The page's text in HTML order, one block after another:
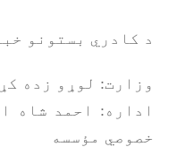
د کادري بستونو
وزارت: لوړو زده
اداره: احمد شاه
خصوصي مؤسسه